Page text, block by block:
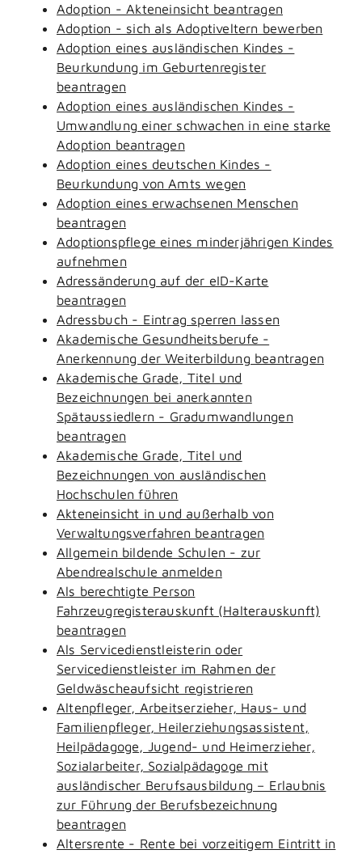
Adoption - Akteneinsicht beantragen
Adoption - sich als Adoptiveltern bewerben
Adoption eines ausländischen Kindes -
Beurkundung im Geburtenregister
beantragen
Adoption eines ausländischen Kindes -
Umwandlung einer schwachen in eine starke
Adoption beantragen
Adoption eines deutschen Kindes -
Beurkundung von Amts wegen
Adoption eines erwachsenen Menschen
beantragen
Adoptionspflege eines minderjährigen Kindes
aufnehmen
Adressänderung auf der eID-Karte
beantragen
Adressbuch - Eintrag sperren lassen
Akademische Gesundheitsberufe -
Anerkennung der Weiterbildung beantragen
Akademische Grade, Titel und
Bezeichnungen bei anerkannten
Spätaussiedlern - Gradumwandlungen
beantragen
Akademische Grade, Titel und
Bezeichnungen von ausländischen
Hochschulen führen
Akteneinsicht in und außerhalb von
Verwaltungsverfahren beantragen
Allgemein bildende Schulen - zur
Abendrealschule anmelden
Als berechtigte Person
Fahrzeugregisterauskunft (Halterauskunft)
beantragen
Als Servicedienstleisterin oder
Servicedienstleister im Rahmen der
Geldwäscheaufsicht registrieren
Altenpfleger, Arbeitserzieher, Haus- und
Familienpfleger, Heilerziehungsassistent,
Heilpädagoge, Jugend- und Heimerzieher,
Sozialarbeiter, Sozialpädagoge mit
ausländischer Berufsausbildung – Erlaubnis
zur Führung der Berufsbezeichnung
beantragen
Altersrente - Rente bei vorzeitigem Eintritt in